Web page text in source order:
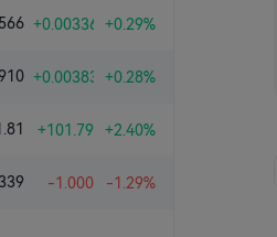
+0.00336 +0.29%
+0.00383 +0.28%
+101.79 +2.40%
-1.000 -1.29%